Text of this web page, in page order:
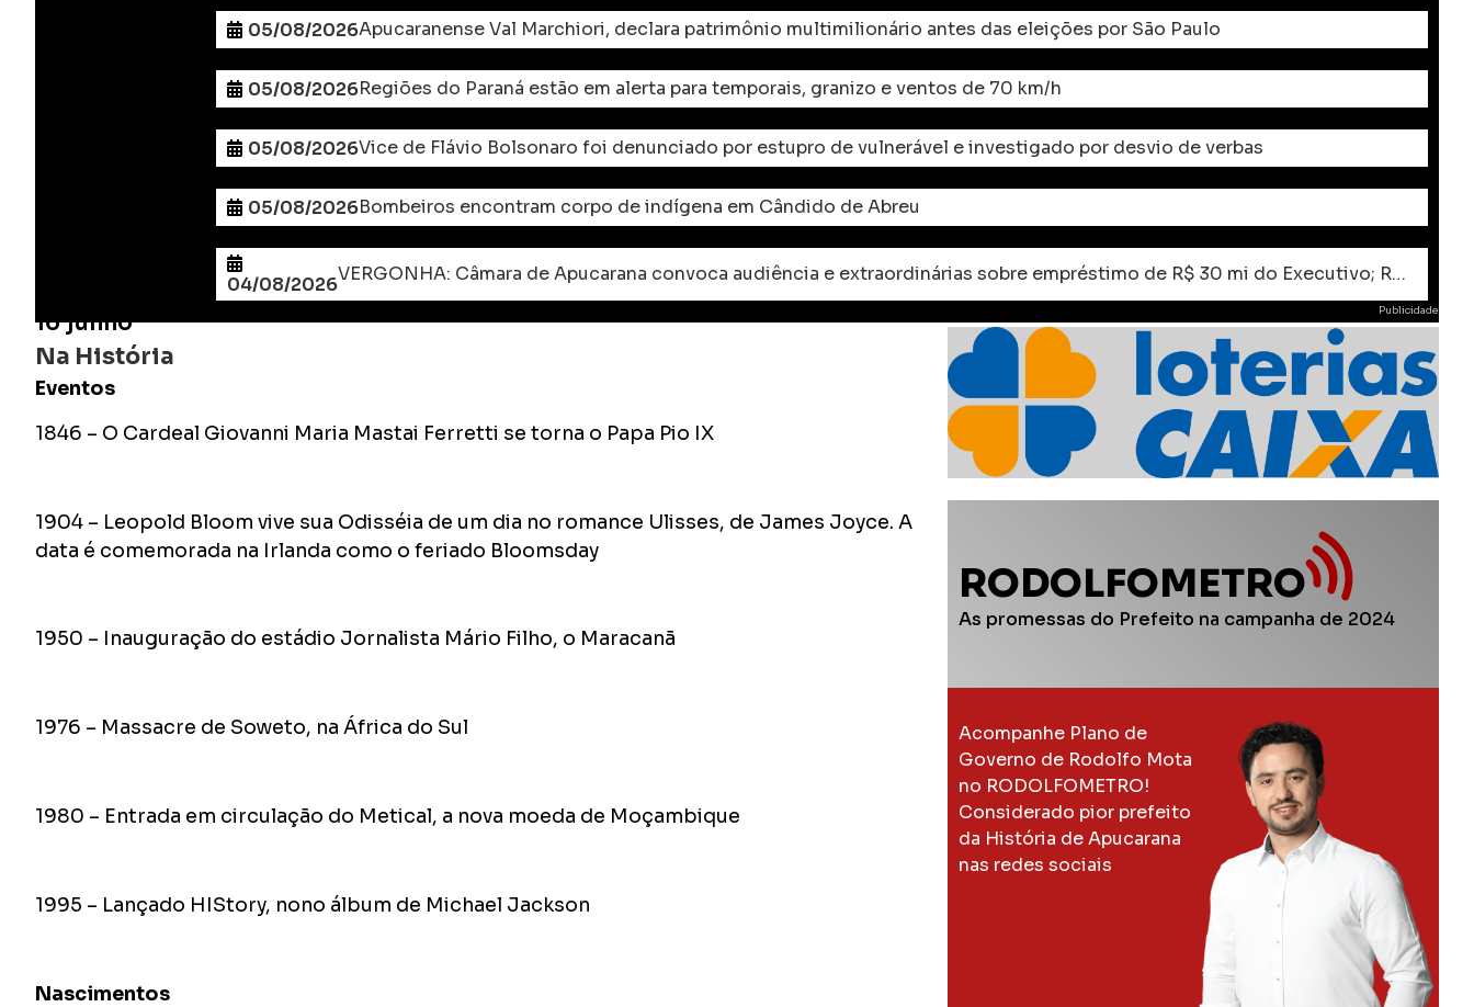
05/08/2026Apucaranense Val Marchiori, declara patrimônio multimilionário antes das eleições por São Paulo
05/08/2026Regiões do Paraná estão em alerta para temporais, granizo e ventos de 70 km/h
05/08/2026Vice de Flávio Bolsonaro foi denunciado por estupro de vulnerável e investigado por desvio de verbas
05/08/2026Bombeiros encontram corpo de indígena em Cândido de Abreu
04/08/2026 VERGONHA: Câmara de Apucarana convoca audiência e extraordinárias sobre empréstimo de R$ 30 mi do Executivo; Rodolfo deve boicotar audiência Pública
16 junho
Na História
Eventos
1846 – O Cardeal Giovanni Maria Mastai Ferretti se torna o Papa Pio IX
1904 – Leopold Bloom vive sua Odisséia de um dia no romance Ulisses, de James Joyce. A
data é comemorada na Irlanda como o feriado Bloomsday
1950 – Inauguração do estádio Jornalista Mário Filho, o Maracanã
1976 – Massacre de Soweto, na África do Sul
1980 – Entrada em circulação do Metical, a nova moeda de Moçambique
1995 – Lançado HIStory, nono álbum de Michael Jackson
Nascimentos
Publicidade
RODOLFOMETRO
As promessas do Prefeito na campanha de 2024
Acompanhe Plano de
Governo de Rodolfo Mota
no RODOLFOMETRO!
Considerado pior prefeito
da História de Apucarana
nas redes sociais